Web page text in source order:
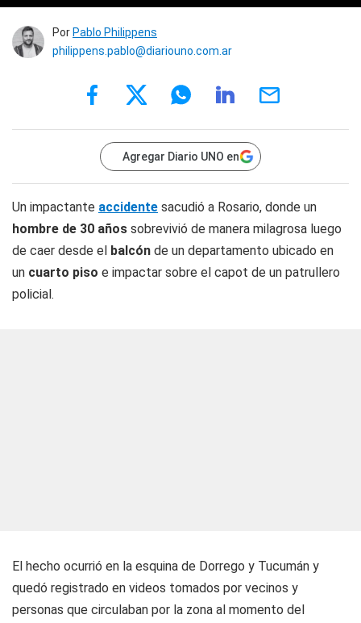
Por Pablo Philippens
philippens.pablo@diariouno.com.ar
Agregar Diario UNO en
Un impactante accidente sacudió a Rosario, donde un
hombre de 30 años sobrevivió de manera milagrosa luego
de caer desde el balcón de un departamento ubicado en
un cuarto piso e impactar sobre el capot de un patrullero
policial.
El hecho ocurrió en la esquina de Dorrego y Tucumán y
quedó registrado en videos tomados por vecinos y
personas que circulaban por la zona al momento del